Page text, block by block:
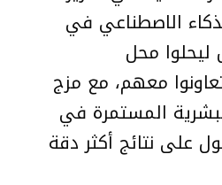
الاصطناعي في
محل
معهم، مع مزج
المستمرة في
على نتائج أكثر دقة